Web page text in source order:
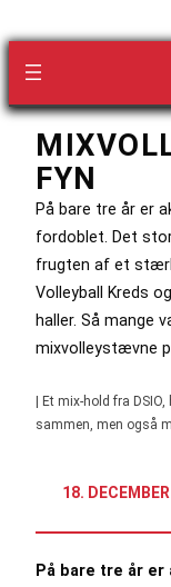
FYN
På bare tre år er
fordoblet. Det
frugten af et
Volleyball Kreds
haller. Så mange
mixvolleystævne
| Et mix-hold fra
sammen, men også
18.
På bare tre år